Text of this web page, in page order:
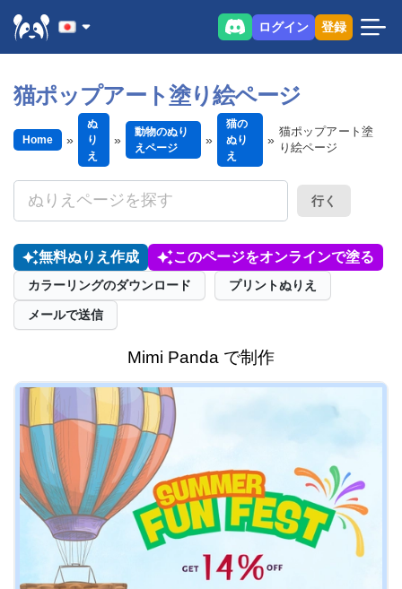
ログイン 登録
猫ポップアート塗り絵ページ
Home
ぬ
り
え
動物のぬり
えページ
猫の
ぬり
え
猫ポップアート塗
り絵ページ
行く
無料ぬりえ作成 このページをオンラインで塗る
カラーリングのダウンロード プリントぬりえ
メールで送信
Mimi Panda で制作